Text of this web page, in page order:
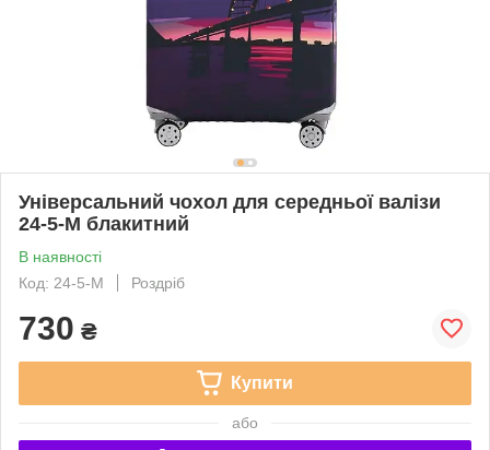
Універсальний чохол для середньої валізи
24-5-M блакитний
В наявності
Код: 24-5-M
Роздріб
730 ₴
Купити
або